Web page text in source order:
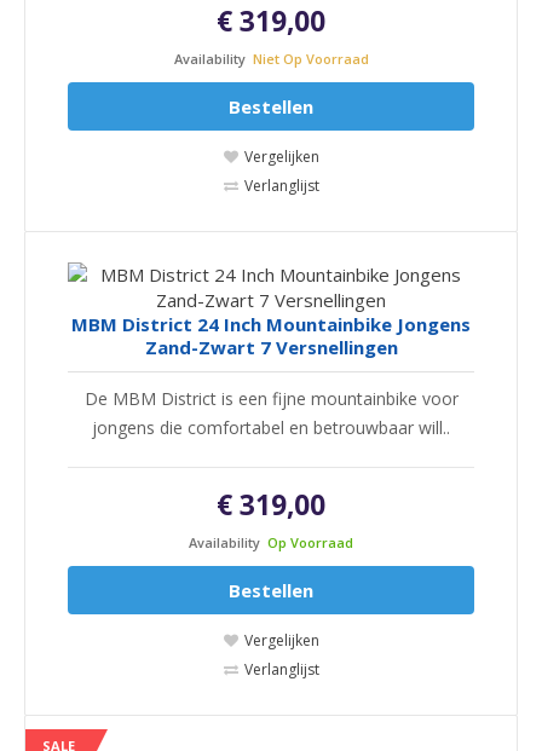
€ 319,00
Availability Niet Op Voorraad
Bestellen
Vergelijken
Verlanglijst
MBM District 24 Inch Mountainbike Jongens
Zand-Zwart 7 Versnellingen
De MBM District is een fijne mountainbike voor
jongens die comfortabel en betrouwbaar will..
€ 319,00
Availability Op Voorraad
Bestellen
Vergelijken
Verlanglijst
SALE